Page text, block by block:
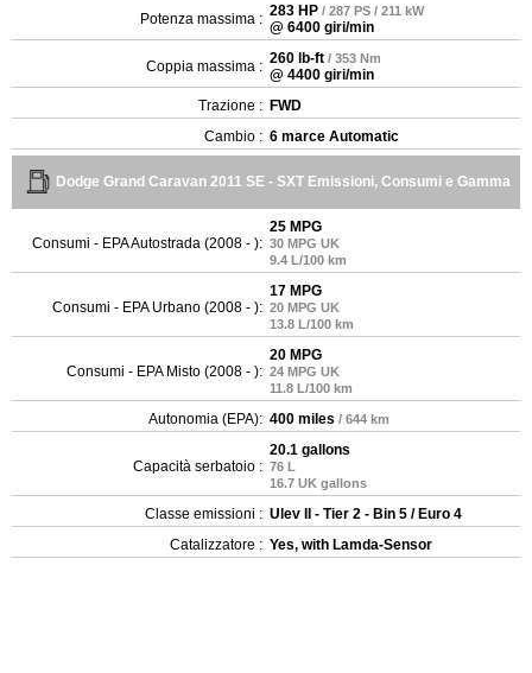
Potenza massima : 283 HP / 287 PS / 211 kW
@ 6400 giri/min
Coppia massima : 260 lb-ft / 353 Nm
@ 4400 giri/min
Trazione : FWD
Cambio : 6 marce Automatic
Dodge Grand Caravan 2011 SE - SXT Emissioni, Consumi e Gamma
Consumi - EPA Autostrada (2008 - ):
25 MPG
30 MPG UK
9.4 L/100 km
Consumi - EPA Urbano (2008 - ):
17 MPG
20 MPG UK
13.8 L/100 km
Consumi - EPA Misto (2008 - ):
20 MPG
24 MPG UK
11.8 L/100 km
Autonomia (EPA): 400 miles / 644 km
Capacità serbatoio :
20.1 gallons
76 L
16.7 UK gallons
Classe emissioni : Ulev II - Tier 2 - Bin 5 / Euro 4
Catalizzatore : Yes, with Lamda-Sensor